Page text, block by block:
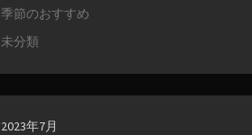
季節のおすすめ
未分類
2023年7月